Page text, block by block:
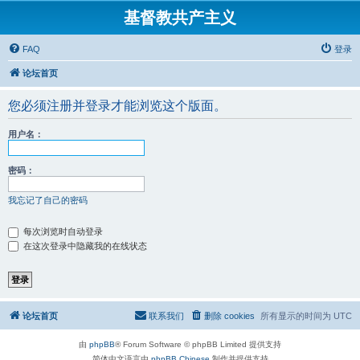
基督教共产主义
FAQ 登录
论坛首页
您必须注册并登录才能浏览这个版面。
用户名：
密码：
我忘记了自己的密码
每次浏览时自动登录
在这次登录中隐藏我的在线状态
论坛首页 所有显示的时间为 UTC
删除 cookies
联系我们
由 phpBB® Forum Software © phpBB Limited 提供支持